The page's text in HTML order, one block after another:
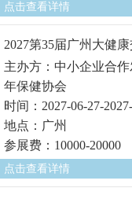
点击查看详情
2027第35届广州大健
主办方：中小企业合
年保健协会
时间：2027-06-27-
地点：广州
参展费：10000-20000
点击查看详情